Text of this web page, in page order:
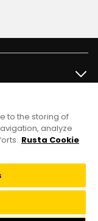
to the storing of
analyze
Rusta Cookie